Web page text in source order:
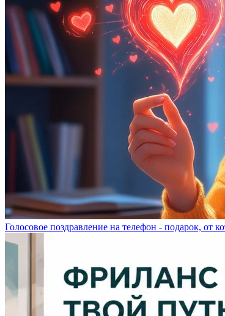
Голосовое поздравление на телефон - подарок, от